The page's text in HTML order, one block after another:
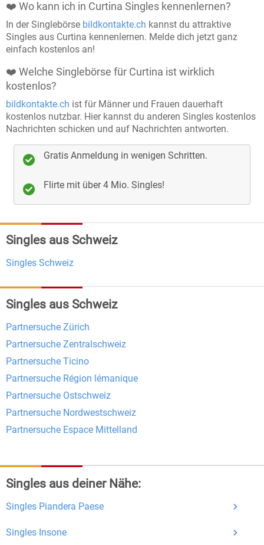
Manuell geprüfte Profile: Bei Bildkontakte wird
jedes Profil sorgfältig von unserem Team
überprüft, bevor es aktiviert wird, um
sicherzustellen, dass du nur echte Menschen
kennenlernst.
Echtheitschecks: Freiwillige Echtheitsprüfungen
bieten Ihnen die Möglichkeit, noch mehr
Keine Chance für Störenfriede: Wir sorgen dafür,
keinen Platz auf unserer Plattform haben und Sie
sich auf Bildkontakte sicher fühlen können.
Kundendienst: Der Kundendienst steht
kompetent Rede und Antwort, dazu können
unterschiedliche Wege gewählt werden. Wie z.B.
inklusive des Profilbldes kostenlos ansehen.
kostenlos und ohne versteckte Kosten!
Erhalten und beantworten Sie kostenlos
❤️ Wo kann ich in Curtina Singles kennenlernen?
In der Singlebörse bildkontakte.ch kannst du attraktive
Singles aus Curtina kennenlernen. Melde dich jetzt ganz
einfach kostenlos an!
❤️ Welche Singlebörse für Curtina ist wirklich
kostenlos?
bildkontakte.ch ist für Männer und Frauen dauerhaft
kostenlos nutzbar. Hier kannst du anderen Singles kostenlos
Nachrichten schicken und auf Nachrichten antworten.
Gratis Anmeldung in wenigen Schritten.
Flirte mit über 4 Mio. Singles!
Singles aus Schweiz
Singles Schweiz
Singles aus Schweiz
Partnersuche Zürich
Partnersuche Zentralschweiz
Partnersuche Ticino
Partnersuche Région lémanique
Partnersuche Ostschweiz
Partnersuche Nordwestschweiz
Partnersuche Espace Mittelland
Singles aus deiner Nähe:
Singles Piandera Paese
Singles Insone